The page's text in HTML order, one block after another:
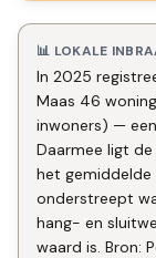
📊 LOKALE
In 2025
Maas 46
inwoners) —
Daarmee ligt
het gemiddelde
onderstreept
hang- en
waard is. Bron: